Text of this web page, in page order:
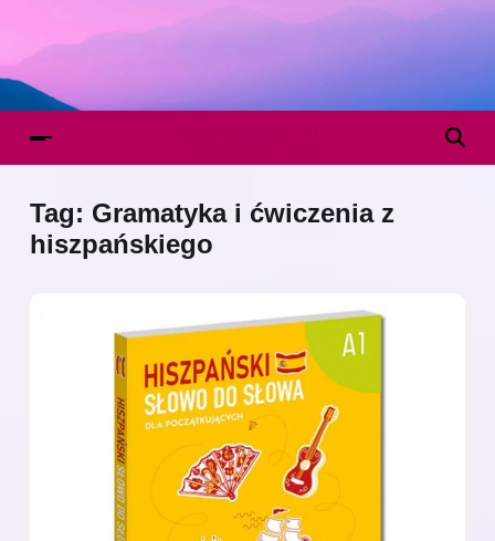
Tag: Gramatyka i ćwiczenia z
hiszpańskiego